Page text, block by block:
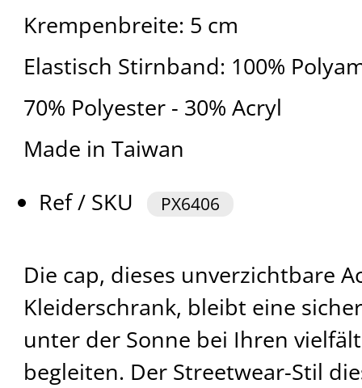
Krempenbreite: 5 cm
Elastisch Stirnband: 100%
70% Polyester - 30% Acryl
Made in Taiwan
Ref / SKU
PX6406
Die cap, dieses unverzichtbare
Kleiderschrank, bleibt eine
unter der Sonne bei Ihren
begleiten. Der Streetwear-Stil